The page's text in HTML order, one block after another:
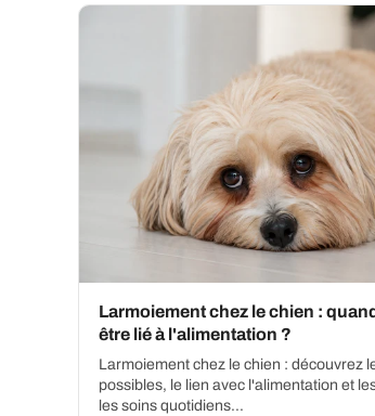
Larmoiement chez le chien :
être lié à l'alimentation ?
Larmoiement chez le chien : découvrez
possibles, le lien avec l'alimentation et
les soins quotidiens...